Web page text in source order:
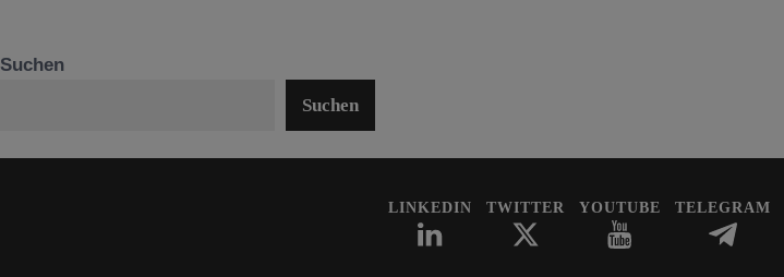
Suchen
Suchen
LINKEDIN TWITTER YOUTUBE TELEGRAM